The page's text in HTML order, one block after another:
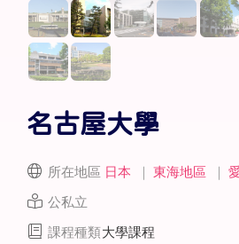
名古屋大學
所在地區 日本 ｜ 東海地區 ｜
公私立
課程種類大學課程